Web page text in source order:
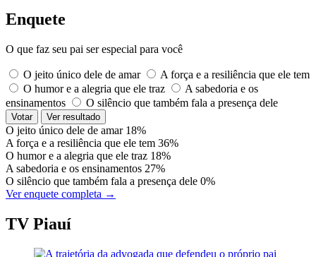
Enquete
O que faz seu pai ser especial para você
O jeito único dele de amar
A força e a resiliência que ele tem
O humor e a alegria que ele traz
A sabedoria e os
ensinamentos
O silêncio que também fala a presença dele
Votar Ver resultado
O jeito único dele de amar 18%
A força e a resiliência que ele tem 36%
O humor e a alegria que ele traz 18%
A sabedoria e os ensinamentos 27%
O silêncio que também fala a presença dele 0%
Ver enquete completa →
TV Piauí